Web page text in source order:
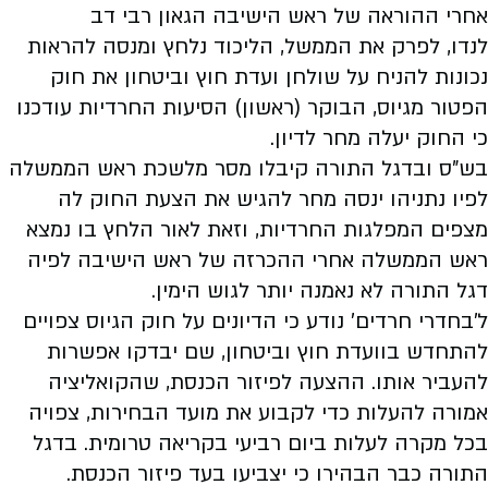
אחרי ההוראה של ראש הישיבה הגאון רבי דב
לנדו, לפרק את הממשל, הליכוד נלחץ ומנסה להראות
נכונות להניח על שולחן ועדת חוץ וביטחון את חוק
הפטור מגיוס, הבוקר (ראשון) הסיעות החרדיות עודכנו
כי החוק יעלה מחר לדיון.
בש"ס ובדגל התורה קיבלו מסר מלשכת ראש הממשלה
לפיו נתניהו ינסה מחר להגיש את הצעת החוק לה
מצפים המפלגות החרדיות, וזאת לאור הלחץ בו נמצא
ראש הממשלה אחרי ההכרזה של ראש הישיבה לפיה
דגל התורה לא נאמנה יותר לגוש הימין.
ל'בחדרי חרדים' נודע כי הדיונים על חוק הגיוס צפויים
להתחדש בוועדת חוץ וביטחון, שם יבדקו אפשרות
להעביר אותו. ההצעה לפיזור הכנסת, שהקואליציה
אמורה להעלות כדי לקבוע את מועד הבחירות, צפויה
בכל מקרה לעלות ביום רביעי בקריאה טרומית. בדגל
התורה כבר הבהירו כי יצביעו בעד פיזור הכנסת.